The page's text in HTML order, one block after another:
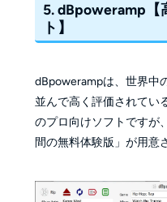
5. dBpoweramp【
ト】
dBpowerampは、世界中
並んで高く評価されてい
のプロ向けソフトですが
間の無料体験版」が用意